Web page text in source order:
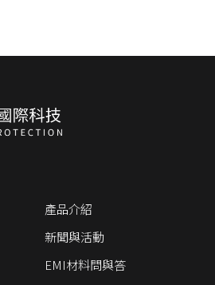
產品介紹
新聞與活動
EMI材料問與答